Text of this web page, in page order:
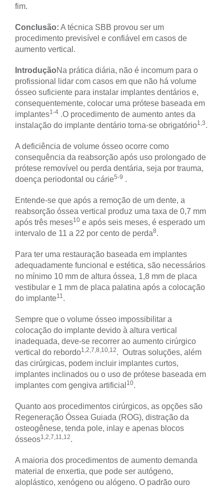
fim.
Conclusão: A técnica SBB provou ser um
procedimento previsível e confiável em casos de
aumento vertical.
IntroduçãoNa prática diária, não é incomum para o
profissional lidar com casos em que não há volume
ósseo suficiente para instalar implantes dentários e,
consequentemente, colocar uma prótese baseada em
implantes1-4 .O procedimento de aumento antes da
instalação do implante dentário torna-se obrigatório1,3.
A deficiência de volume ósseo ocorre como
consequência da reabsorção após uso prolongado de
prótese removível ou perda dentária, seja por trauma,
doença periodontal ou cárie5-9 .
Entende-se que após a remoção de um dente, a
reabsorção óssea vertical produz uma taxa de 0,7 mm
após três meses10 e após seis meses, é esperado um
intervalo de 11 a 22 por cento de perda8.
Para ter uma restauração baseada em implantes
adequadamente funcional e estética, são necessários
no mínimo 10 mm de altura óssea, 1,8 mm de placa
vestibular e 1 mm de placa palatina após a colocação
do implante11 .
Sempre que o volume ósseo impossibilitar a
colocação do implante devido à altura vertical
inadequada, deve-se recorrer ao aumento cirúrgico
vertical do rebordo1,2,7,8,10,12. Outras soluções, além
das cirúrgicas, podem incluir implantes curtos,
implantes inclinados ou o uso de prótese baseada em
implantes com gengiva artificial 10.
Quanto aos procedimentos cirúrgicos, as opções são
Regeneração Óssea Guiada (ROG), distração da
osteogênese, tenda pole, inlay e apenas blocos
ósseos1,2,7,11,12.
A maioria dos procedimentos de aumento demanda
material de enxertia, que pode ser autógeno,
aloplástico, xenógeno ou alógeno. O padrão ouro